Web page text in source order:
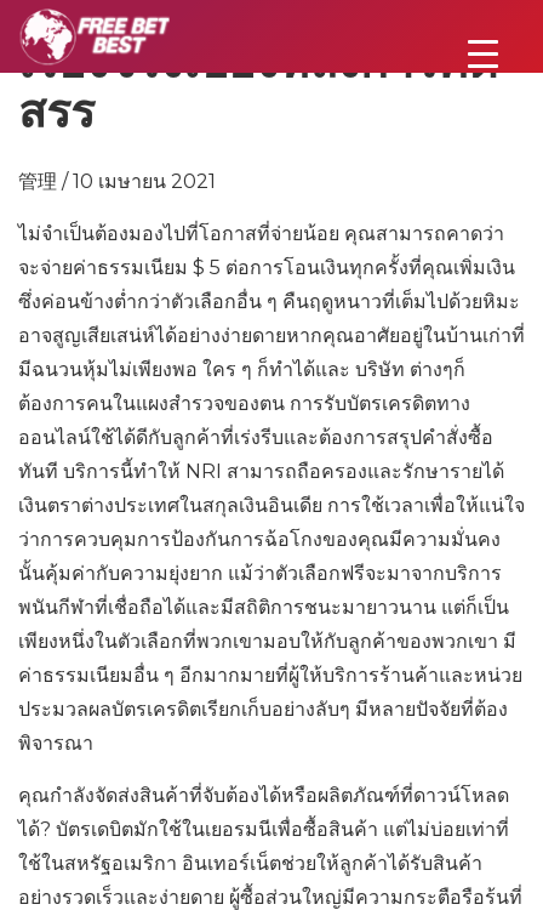
เรื่องจริงเบื้องหลังการคัด
สรร
管理 / 10 เมษายน 2021
ไม่จำเป็นต้องมองไปที่โอกาสที่จ่ายน้อย คุณสามารถคาดว่า
จะจ่ายค่าธรรมเนียม $ 5 ต่อการโอนเงินทุกครั้งที่คุณเพิ่มเงิน
ซึ่งค่อนข้างต่ำกว่าตัวเลือกอื่น ๆ คืนฤดูหนาวที่เต็มไปด้วยหิมะ
อาจสูญเสียเสน่ห์ได้อย่างง่ายดายหากคุณอาศัยอยู่ในบ้านเก่าที่
มีฉนวนหุ้มไม่เพียงพอ ใคร ๆ ก็ทำได้และ บริษัท ต่างๆก็
ต้องการคนในแผงสำรวจของตน การรับบัตรเครดิตทาง
ออนไลน์ใช้ได้ดีกับลูกค้าที่เร่งรีบและต้องการสรุปคำสั่งซื้อ
ทันที บริการนี้ทำให้ NRI สามารถถือครองและรักษารายได้
เงินตราต่างประเทศในสกุลเงินอินเดีย การใช้เวลาเพื่อให้แน่ใจ
ว่าการควบคุมการป้องกันการฉ้อโกงของคุณมีความมั่นคง
นั้นคุ้มค่ากับความยุ่งยาก แม้ว่าตัวเลือกฟรีจะมาจากบริการ
พนันกีฬาที่เชื่อถือได้และมีสถิติการชนะมายาวนาน แต่ก็เป็น
เพียงหนึ่งในตัวเลือกที่พวกเขามอบให้กับลูกค้าของพวกเขา มี
ค่าธรรมเนียมอื่น ๆ อีกมากมายที่ผู้ให้บริการร้านค้าและหน่วย
ประมวลผลบัตรเครดิตเรียกเก็บอย่างลับๆ มีหลายปัจจัยที่ต้อง
พิจารณา
คุณกำลังจัดส่งสินค้าที่จับต้องได้หรือผลิตภัณฑ์ที่ดาวน์โหลด
ได้? บัตรเดบิตมักใช้ในเยอรมนีเพื่อซื้อสินค้า แต่ไม่บ่อยเท่าที่
ใช้ในสหรัฐอเมริกา อินเทอร์เน็ตช่วยให้ลูกค้าได้รับสินค้า
อย่างรวดเร็วและง่ายดาย ผู้ซื้อส่วนใหญ่มีความกระตือรือร้นที่